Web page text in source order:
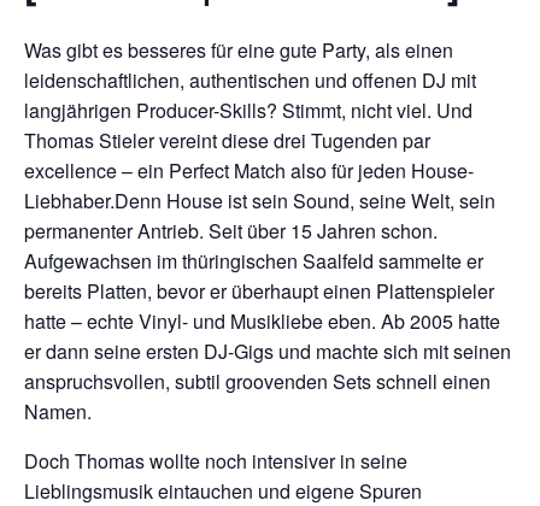
Was gibt es besseres für eine gute Party, als einen
leidenschaftlichen, authentischen und offenen DJ mit
langjährigen Producer-Skills? Stimmt, nicht viel. Und
Thomas Stieler vereint diese drei Tugenden par
excellence – ein Perfect Match also für jeden House-
Liebhaber.Denn House ist sein Sound, seine Welt, sein
permanenter Antrieb. Seit über 15 Jahren schon.
Aufgewachsen im thüringischen Saalfeld sammelte er
bereits Platten, bevor er überhaupt einen Plattenspieler
hatte – echte Vinyl- und Musikliebe eben. Ab 2005 hatte
er dann seine ersten DJ-Gigs und machte sich mit seinen
anspruchsvollen, subtil groovenden Sets schnell einen
Namen.
Doch Thomas wollte noch intensiver in seine
Lieblingsmusik eintauchen und eigene Spuren